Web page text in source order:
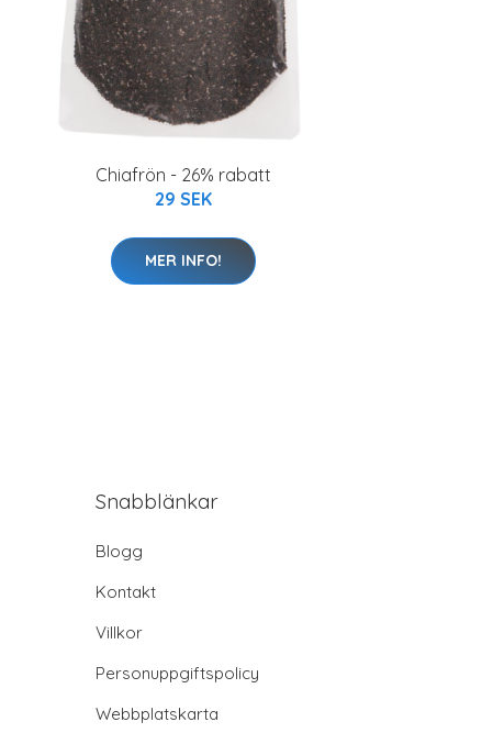
Chiafrön - 26% rabatt
29 SEK
MER INFO!
Snabblänkar
Blogg
Kontakt
Villkor
Personuppgiftspolicy
Webbplatskarta